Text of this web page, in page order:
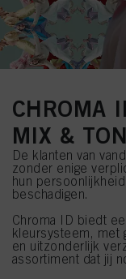
CHROMA
MIX &
De klanten van
zonder enige
hun
beschadigen.
Chroma ID biedt
kleursysteem, met
en uitzonderlijk
assortiment dat jij